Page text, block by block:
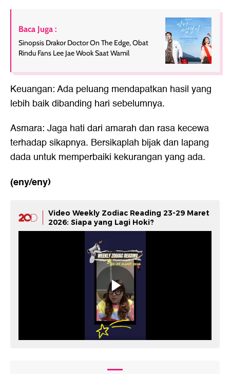
Baca Juga :
Sinopsis Drakor Doctor On The Edge, Obat
Rindu Fans Lee Jae Wook Saat Wamil
Keuangan: Ada peluang mendapatkan hasil yang
lebih baik dibanding hari sebelumnya.
Asmara: Jaga hati dari amarah dan rasa kecewa
terhadap sikapnya. Bersikaplah bijak dan lapang
dada untuk memperbaiki kekurangan yang ada.
(eny/eny)
Video Weekly Zodiac Reading 23-29 Maret
2026: Siapa yang Lagi Hoki?